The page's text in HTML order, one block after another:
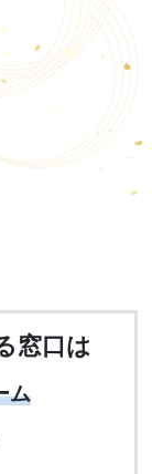
窓口は
ム